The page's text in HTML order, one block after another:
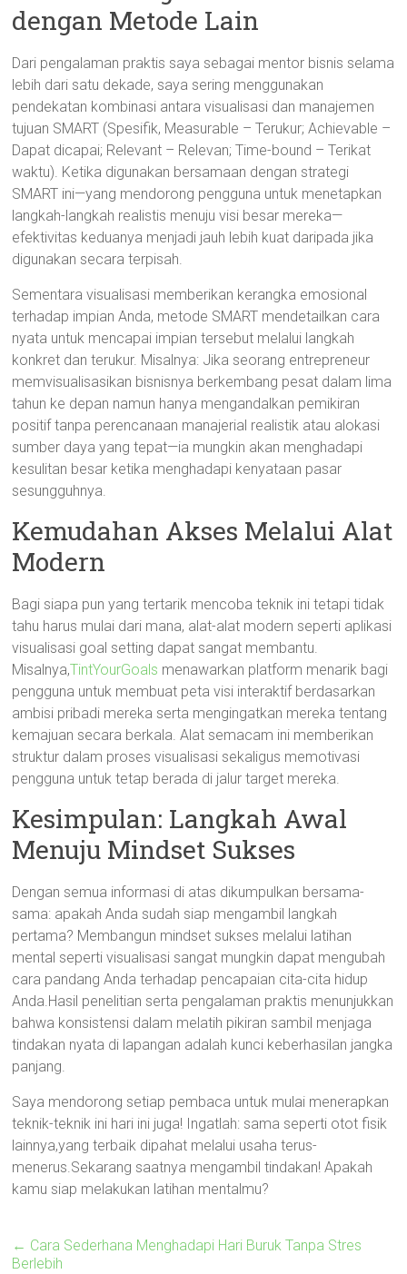
dengan Metode Lain
Dari pengalaman praktis saya sebagai mentor bisnis selama
lebih dari satu dekade, saya sering menggunakan
pendekatan kombinasi antara visualisasi dan manajemen
tujuan SMART (Spesifik, Measurable – Terukur; Achievable –
Dapat dicapai; Relevant – Relevan; Time-bound – Terikat
waktu). Ketika digunakan bersamaan dengan strategi
SMART ini—yang mendorong pengguna untuk menetapkan
langkah-langkah realistis menuju visi besar mereka—
efektivitas keduanya menjadi jauh lebih kuat daripada jika
digunakan secara terpisah.
Sementara visualisasi memberikan kerangka emosional
terhadap impian Anda, metode SMART mendetailkan cara
nyata untuk mencapai impian tersebut melalui langkah
konkret dan terukur. Misalnya: Jika seorang entrepreneur
memvisualisasikan bisnisnya berkembang pesat dalam lima
tahun ke depan namun hanya mengandalkan pemikiran
positif tanpa perencanaan manajerial realistik atau alokasi
sumber daya yang tepat—ia mungkin akan menghadapi
kesulitan besar ketika menghadapi kenyataan pasar
sesungguhnya.
Kemudahan Akses Melalui Alat
Modern
Bagi siapa pun yang tertarik mencoba teknik ini tetapi tidak
tahu harus mulai dari mana, alat-alat modern seperti aplikasi
visualisasi goal setting dapat sangat membantu.
Misalnya,TintYourGoals menawarkan platform menarik bagi
pengguna untuk membuat peta visi interaktif berdasarkan
ambisi pribadi mereka serta mengingatkan mereka tentang
kemajuan secara berkala. Alat semacam ini memberikan
struktur dalam proses visualisasi sekaligus memotivasi
pengguna untuk tetap berada di jalur target mereka.
Kesimpulan: Langkah Awal
Menuju Mindset Sukses
Dengan semua informasi di atas dikumpulkan bersama-
sama: apakah Anda sudah siap mengambil langkah
pertama? Membangun mindset sukses melalui latihan
mental seperti visualisasi sangat mungkin dapat mengubah
cara pandang Anda terhadap pencapaian cita-cita hidup
Anda.Hasil penelitian serta pengalaman praktis menunjukkan
bahwa konsistensi dalam melatih pikiran sambil menjaga
tindakan nyata di lapangan adalah kunci keberhasilan jangka
panjang.
Saya mendorong setiap pembaca untuk mulai menerapkan
teknik-teknik ini hari ini juga! Ingatlah: sama seperti otot fisik
lainnya,yang terbaik dipahat melalui usaha terus-
menerus.Sekarang saatnya mengambil tindakan! Apakah
kamu siap melakukan latihan mentalmu?
← Cara Sederhana Menghadapi Hari Buruk Tanpa Stres
Berlebih